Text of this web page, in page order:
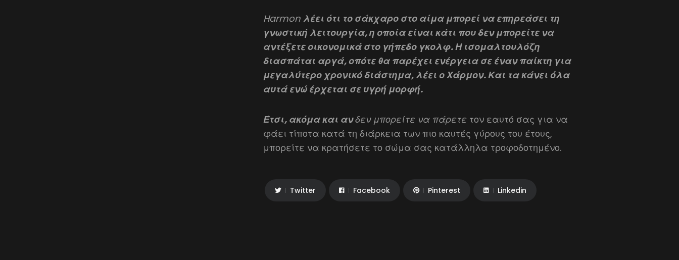
Harmonλέει ότι το σάκχαρο στο αίμα μπορεί να επηρεάσει τη
γνωστική λειτουργία, η οποία είναι κάτι που δεν μπορείτε να
αντέξετε οικονομικά στο γήπεδο γκολφ. Η ισομαλτουλόζη
διασπάται αργά, οπότε θα παρέχει ενέργεια σε έναν παίκτη για
μεγαλύτερο χρονικό διάστημα, λέει ο Χάρμον. Και τα κάνει όλα
αυτά ενώ έρχεται σε υγρή μορφή.
Έτσι, ακόμα και ανδεν μπορείτε να πάρετε τον εαυτό σας για να
φάει τίποτα κατά τη διάρκεια των πιο καυτές γύρους του έτους,
μπορείτε να κρατήσετε το σώμα σας κατάλληλα τροφοδοτημένο.
Twitter Facebook Pinterest Linkedin